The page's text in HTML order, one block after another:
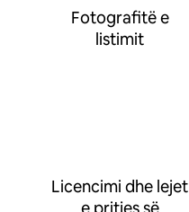
Fotografitë e
listimit
Licencimi dhe lejet